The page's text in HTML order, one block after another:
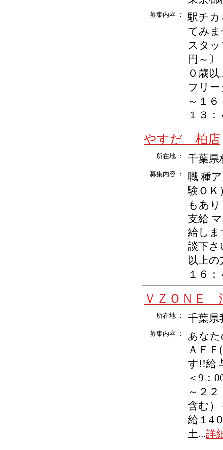
募集内容 ：
駅チカ
てみま
スタッ
円～〕
０歳
フリー
～１
１３：
やすだ 柏店
所在地 ： 千葉県
募集内容 ：
職 種
験ＯＫ
もあ
支給
給しま
談下さ
以上の
１６：
ＶＺＯＮＥ
所在地 ： 千葉県
募集内容 ：
あなた
ＡＦ
す!!給
＜9：
～２
含む）
給１4
土...詳